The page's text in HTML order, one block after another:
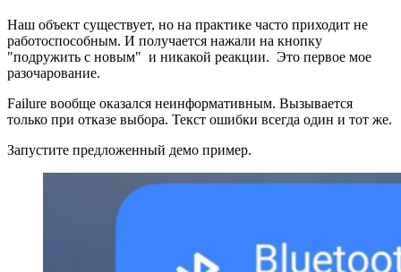
Наш объект существует, но на практике часто приходит не
работоспособным. И получается нажали на кнопку
"подружить с новым" и никакой реакции. Это первое мое
разочарование.
Failure вообще оказался неинформативным. Вызывается
только при отказе выбора. Текст ошибки всегда один и тот же.
Запустите предложенный демо пример.